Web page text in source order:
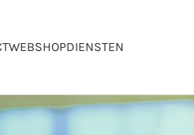
WEBSHOPDIENSTEN